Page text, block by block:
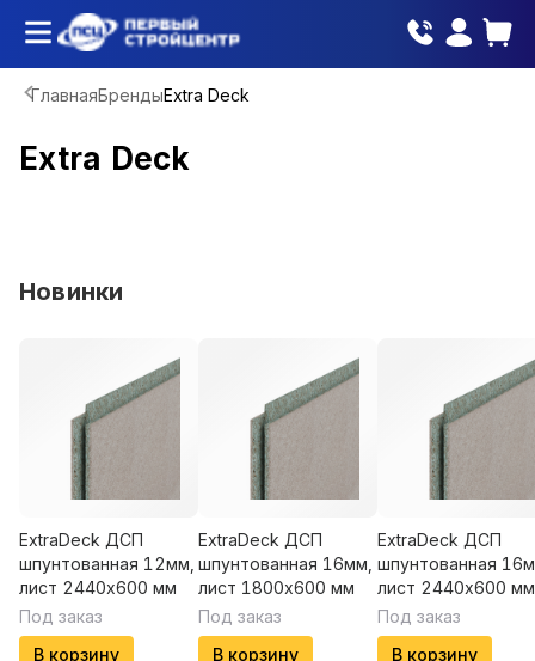
ГлавнаяБрендыExtra Deck
Extra Deck
Новинки
ExtraDeck ДСП
шпунтованная 12мм,
лист 2440х600 мм
Под заказ
В корзину
ExtraDeck ДСП
шпунтованная 16мм,
лист 1800х600 мм
Под заказ
В корзину
ExtraDeck ДСП
шпунтованная
лист 2440х600 мм
Под заказ
В корзину